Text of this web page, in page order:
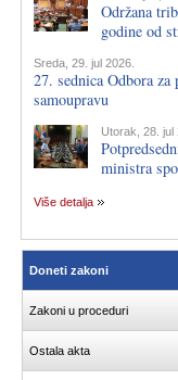
Održana
godine od
Sreda, 29. jul 2026.
27. sednica Odbora
samoupravu
Utorak, 28. jul
ministra
Više detalja
Doneti zakoni
Zakoni u proceduri
Ostala akta